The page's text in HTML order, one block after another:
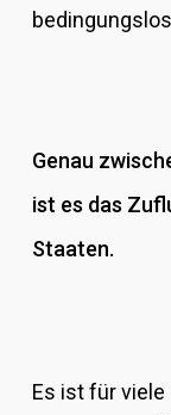
Genau
ist es das
Staaten.
Es ist für viele